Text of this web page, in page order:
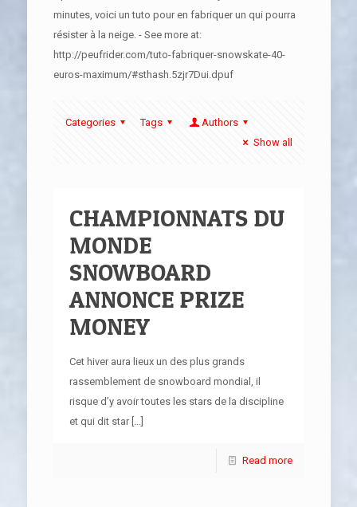
minutes, voici un tuto pour en fabriquer un qui pourra
résister à la neige. - See more at:
http://peufrider.com/tuto-fabriquer-snowskate-40-
euros-maximum/#sthash.5zjr7Dui.dpuf
Categories Tags
Authors
Show all
CHAMPIONNATS DU
MONDE
SNOWBOARD
ANNONCE PRIZE
MONEY
Cet hiver aura lieux un des plus grands
rassemblement de snowboard mondial, il
risque d’y avoir toutes les stars de la discipline
et qui dit star[…]
Read more